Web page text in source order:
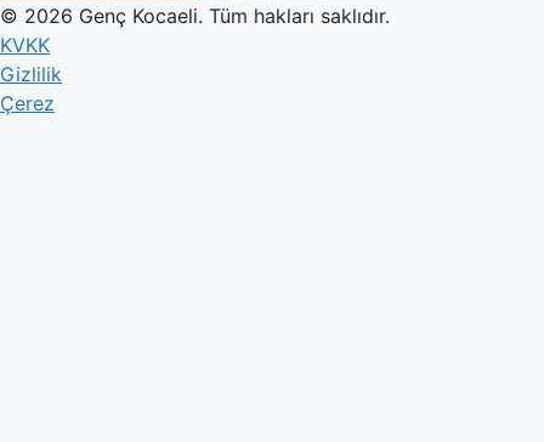
© 2026 Genç Kocaeli. Tüm hakları saklıdır.
KVKK
Gizlilik
Çerez